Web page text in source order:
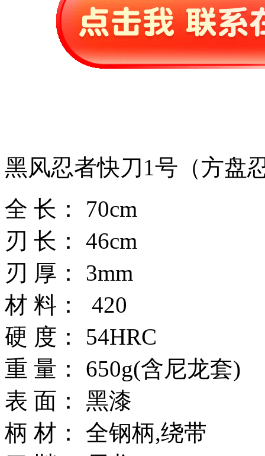
黑风忍者快刀1号（方盘
全 长： 70cm
刃 长： 46cm
刃 厚： 3mm
材 料： 420
硬 度： 54HRC
重 量： 650g(含尼龙套)
表 面： 黑漆
柄 材： 全钢柄,绕带